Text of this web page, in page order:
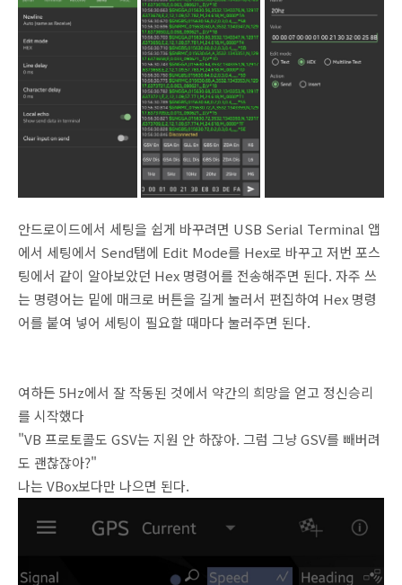
안드로이드에서 세팅을 쉽게 바꾸려면 USB Serial Terminal 앱
에서 세팅에서 Send탭에 Edit Mode를 Hex로 바꾸고 저번 포스
팅에서 같이 알아보았던 Hex 명령어를 전송해주면 된다. 자주 쓰
는 명령어는 밑에 매크로 버튼을 길게 눌러서 편집하여 Hex 명령
어를 붙여 넣어 세팅이 필요할 때마다 눌러주면 된다.
여하든 5Hz에서 잘 작동된 것에서 약간의 희망을 얻고 정신승리
를 시작했다
"VB 프로토콜도 GSV는 지원 안 하잖아. 그럼 그냥 GSV를 빼버려
도 괜찮잖아?"
나는 VBox보다만 나으면 된다.